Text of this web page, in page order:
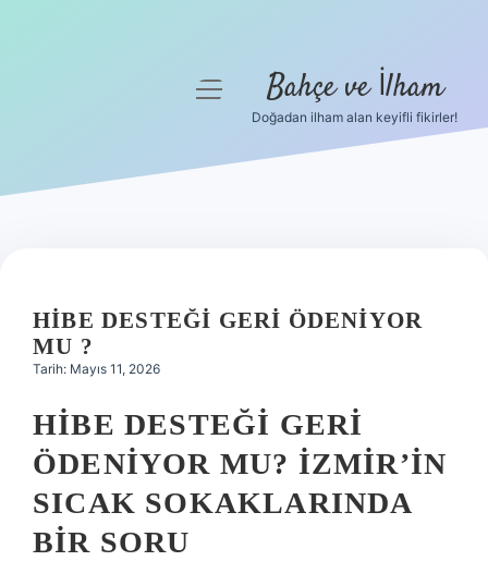
Hakkımızda
menüyü
Bahçe ve İlham
Doğadan ilham alan keyifli fikirler!
HIBE DESTEĞI GERI ÖDENIYOR
MU ?
Tarih: Mayıs 11, 2026
HIBE DESTEĞI GERI
ÖDENIYOR MU? İZMIR’IN
SICAK SOKAKLARINDA
BIR SORU